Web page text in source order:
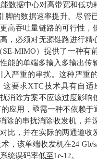
数据中心对高带宽和低功
的数据速率提升。尽管
高吞吐量链路的可行性，
，必须对无源链路进行精
MIMO）提供了一种有
能的单端多输入多输出传
严重的串扰。这种严重
要求XTC技术具有自
消除方案不应该过度影
应用，亟需一种不依赖于
除的串扰消除收发机，并
比，并在实际的两通道收
，该单端收发机在24 Gb/
统误码率低至1e-12。